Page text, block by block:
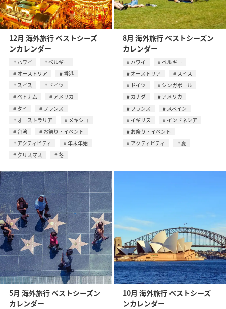
12月 海外旅行 ベストシーズ
ンカレンダー
ハワイ
ベルギー
オーストリア
香港
スイス
ドイツ
ベトナム
アメリカ
タイ
フランス
オーストラリア
メキシコ
台湾
お祭り・イベント
アクティビティ
年末年始
クリスマス
冬
8月 海外旅行 ベストシーズン
カレンダー
ハワイ
ベルギー
オーストリア
スイス
ドイツ
シンガポール
カナダ
アメリカ
フランス
スペイン
イギリス
インドネシア
お祭り・イベント
アクティビティ
夏
5月 海外旅行 ベストシーズン
カレンダー
10月 海外旅行 ベストシーズ
ンカレンダー